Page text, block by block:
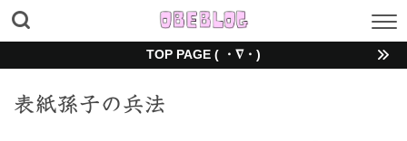
TOP PAGE ( ・∇・)
表紙孫子の兵法